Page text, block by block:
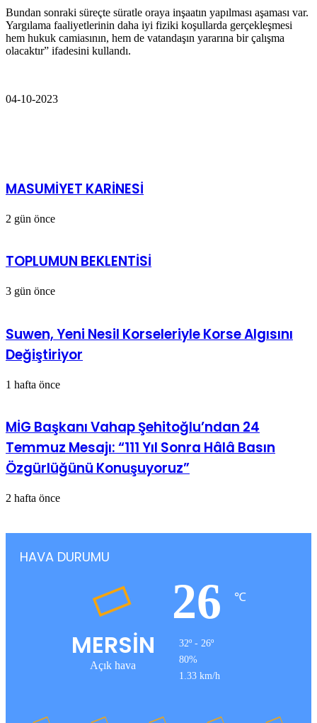
Bundan sonraki süreçte süratle oraya inşaatın yapılması aşaması var.
Yargılama faaliyetlerinin daha iyi fiziki koşullarda gerçekleşmesi
hem hukuk camiasının, hem de vatandaşın yararına bir çalışma
olacaktır” ifadesini kullandı.
04-10-2023
MASUMİYET KARİNESİ
2 gün önce
TOPLUMUN BEKLENTİSİ
3 gün önce
Suwen, Yeni Nesil Korseleriyle Korse Algısını
Değiştiriyor
1 hafta önce
MİG Başkanı Vahap Şehitoğlu’ndan 24
Temmuz Mesajı: “111 Yıl Sonra Hâlâ Basın
Özgürlüğünü Konuşuyoruz”
2 hafta önce
HAVA DURUMU
MERSİN
Açık hava
26 ℃
32º - 26º
80%
1.33 km/h